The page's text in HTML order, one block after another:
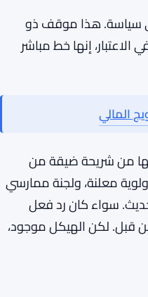
بشكل غير دقيق وفقًا لقواعد
سياسة. هذا موقف ذو
إنها خط مباشر